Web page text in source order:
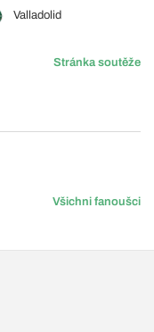
Valladolid
Stránka soutěže
Všichni fanoušci